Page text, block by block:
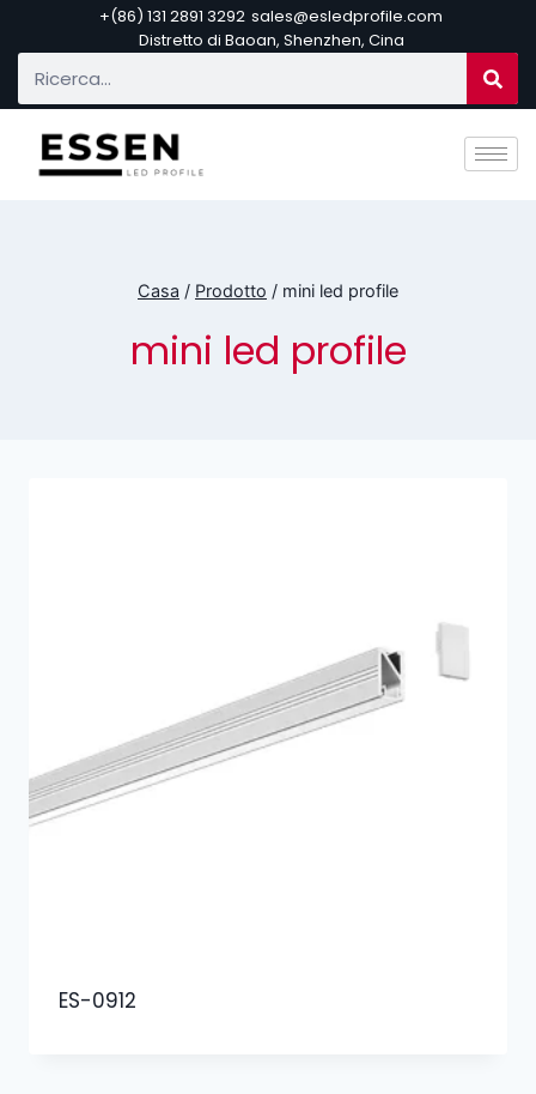
+(86) 131 2891 3292 sales@esledprofile.com
Distretto di Baoan, Shenzhen, Cina
Casa / Prodotto / mini led profile
mini led profile
ES-0912